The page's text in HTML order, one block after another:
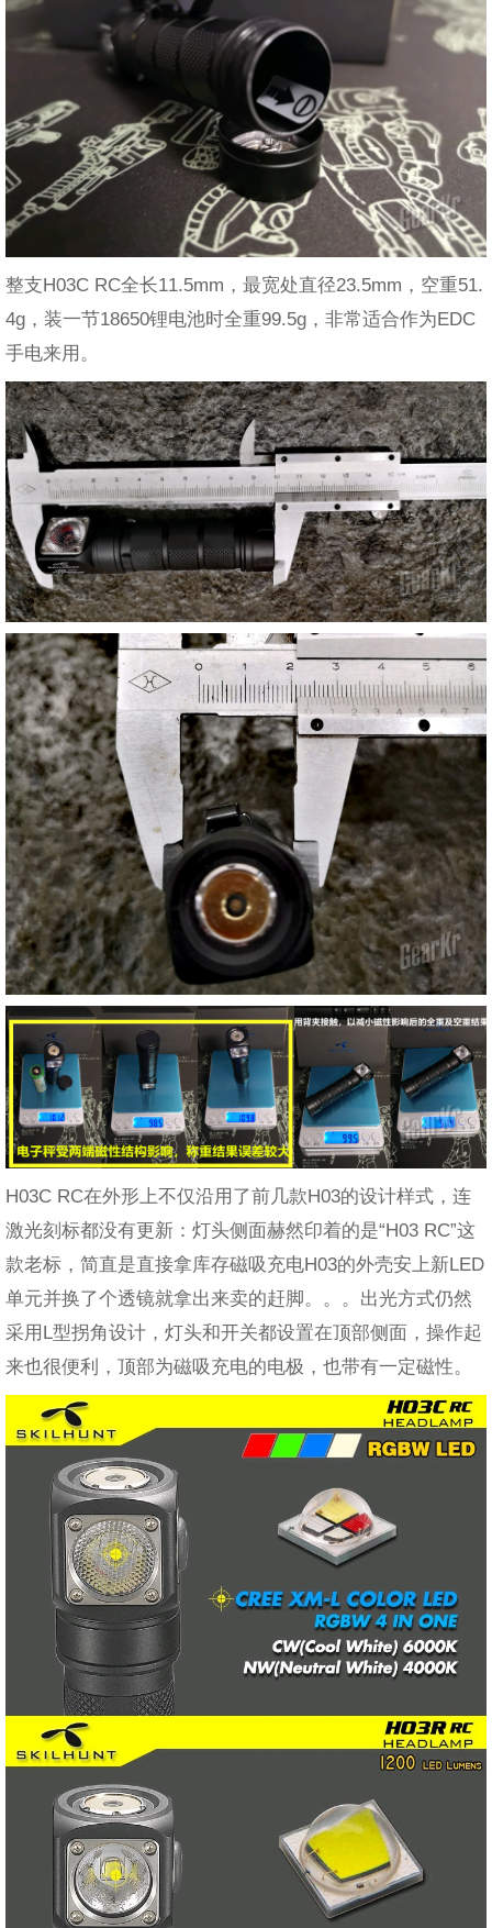
整支H03C RC全长11.5mm，最宽处直径23.5mm，空重51.
4g，装一节18650锂电池时全重99.5g，非常适合作为EDC
手电来用。
H03C RC在外形上不仅沿用了前几款H03的设计样式，连
激光刻标都没有更新：灯头侧面赫然印着的是“H03 RC”这
款老标，简直是直接拿库存磁吸充电H03的外壳安上新LED
单元并换了个透镜就拿出来卖的赶脚。。。出光方式仍然
采用L型拐角设计，灯头和开关都设置在顶部侧面，操作起
来也很便利，顶部为磁吸充电的电极，也带有一定磁性。